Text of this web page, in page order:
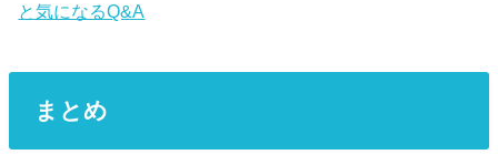
と気になるQ&A
まとめ